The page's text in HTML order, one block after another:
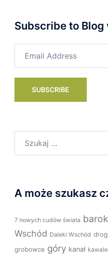
Subscribe to Blog
Address
SUBSCRIBE
A może szukasz
7 nowych cudów świata
Wschód Daleki Wschód
grobowce góry kanał